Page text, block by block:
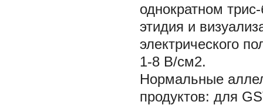
однократном
этидия и
электрического
1-8 В/см2.
Нормальные
продуктов: для